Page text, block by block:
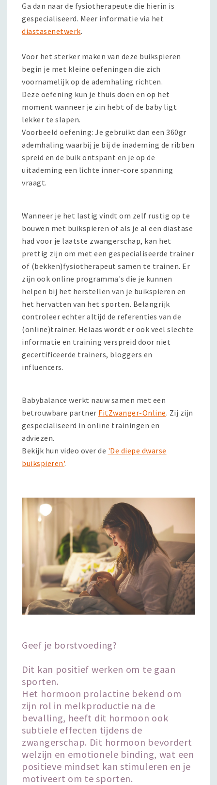
Ga dan naar de fysiotherapeute die hierin is
gespecialiseerd. Meer informatie via het
diastasenetwerk.
Voor het sterker maken van deze buikspieren
begin je met kleine oefeningen die zich
voornamelijk op de ademhaling richten.
Deze oefening kun je thuis doen en op het
moment wanneer je zin hebt of de baby ligt
lekker te slapen.
Voorbeeld oefening: Je gebruikt dan een 360gr
ademhaling waarbij je bij de inademing de ribben
spreid en de buik ontspant en je op de
uitademing een lichte inner-core spanning
vraagt.
Wanneer je het lastig vindt om zelf rustig op te
bouwen met buikspieren of als je al een diastase
had voor je laatste zwangerschap, kan het
prettig zijn om met een gespecialiseerde trainer
of (bekken)fysiotherapeut samen te trainen. Er
zijn ook online programma's die je kunnen
helpen bij het herstellen van je buikspieren en
het hervatten van het sporten. Belangrijk
controleer echter altijd de referenties van de
(online)trainer. Helaas wordt er ook veel slechte
informatie en training verspreid door niet
gecertificeerde trainers, bloggers en
influencers.
Babybalance werkt nauw samen met een
betrouwbare partner FitZwanger-Online. Zij zijn
gespecialiseerd in online trainingen en
adviezen.
Bekijk hun video over de 'De diepe dwarse
buikspieren'.
Geef je borstvoeding?
Dit kan positief werken om te gaan
sporten.
Het hormoon prolactine bekend om
zijn rol in melkproductie na de
bevalling, heeft dit hormoon ook
subtiele effecten tijdens de
zwangerschap. Dit hormoon bevordert
welzijn en emotionele binding, wat een
positieve mindset kan stimuleren en je
motiveert om te sporten.